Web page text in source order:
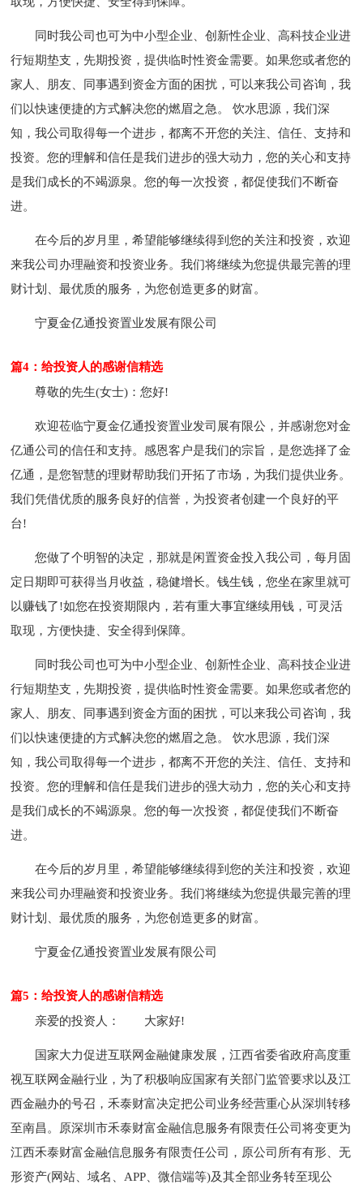
同时我公司也可为中小型企业、创新性企业、高科技企业进
行短期垫支，先期投资，提供临时性资金需要。如果您或者您的
家人、朋友、同事遇到资金方面的困扰，可以来我公司咨询，我
们以快速便捷的方式解决您的燃眉之急。 饮水思源，我们深
知，我公司取得每一个进步，都离不开您的关注、信任、支持和
投资。您的理解和信任是我们进步的强大动力，您的关心和支持
是我们成长的不竭源泉。您的每一次投资，都促使我们不断奋
进。
在今后的岁月里，希望能够继续得到您的关注和投资，欢迎
来我公司办理融资和投资业务。我们将继续为您提供最完善的理
财计划、最优质的服务，为您创造更多的财富。
宁夏金亿通投资置业发展有限公司
篇4：给投资人的感谢信精选
尊敬的先生(女士)：您好!
欢迎莅临宁夏金亿通投资置业发司展有限公，并感谢您对金
亿通公司的信任和支持。感恩客户是我们的宗旨，是您选择了金
亿通，是您智慧的理财帮助我们开拓了市场，为我们提供业务。
我们凭借优质的服务良好的信誉，为投资者创建一个良好的平
台!
您做了个明智的决定，那就是闲置资金投入我公司，每月固
定日期即可获得当月收益，稳健增长。钱生钱，您坐在家里就可
以赚钱了!如您在投资期限内，若有重大事宜继续用钱，可灵活
取现，方便快捷、安全得到保障。
同时我公司也可为中小型企业、创新性企业、高科技企业进
行短期垫支，先期投资，提供临时性资金需要。如果您或者您的
家人、朋友、同事遇到资金方面的困扰，可以来我公司咨询，我
们以快速便捷的方式解决您的燃眉之急。 饮水思源，我们深
知，我公司取得每一个进步，都离不开您的关注、信任、支持和
投资。您的理解和信任是我们进步的强大动力，您的关心和支持
是我们成长的不竭源泉。您的每一次投资，都促使我们不断奋
进。
在今后的岁月里，希望能够继续得到您的关注和投资，欢迎
来我公司办理融资和投资业务。我们将继续为您提供最完善的理
财计划、最优质的服务，为您创造更多的财富。
宁夏金亿通投资置业发展有限公司
篇5：给投资人的感谢信精选
亲爱的投资人：
大家好!
国家大力促进互联网金融健康发展，江西省委省政府高度重
视互联网金融行业，为了积极响应国家有关部门监管要求以及江
西金融办的号召，禾泰财富决定把公司业务经营重心从深圳转移
至南昌。原深圳市禾泰财富金融信息服务有限责任公司将变更为
江西禾泰财富金融信息服务有限责任公司，原公司所有有形、无
形资产(网站、域名、APP、微信端等)及其全部业务转至现公